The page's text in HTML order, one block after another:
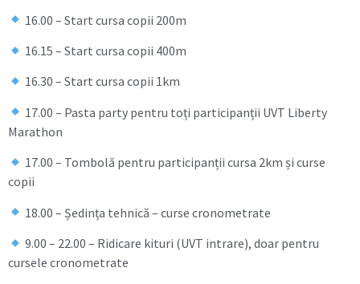
16.00 – Start cursa copii 200m
16.15 – Start cursa copii 400m
16.30 – Start cursa copii 1km
17.00 – Pasta party pentru toți participanții UVT Liberty
Marathon
17.00 – Tombolă pentru participanții cursa 2km și curse
copii
18.00 – Ședința tehnică – curse cronometrate
9.00 – 22.00 – Ridicare kituri (UVT intrare), doar pentru
cursele cronometrate